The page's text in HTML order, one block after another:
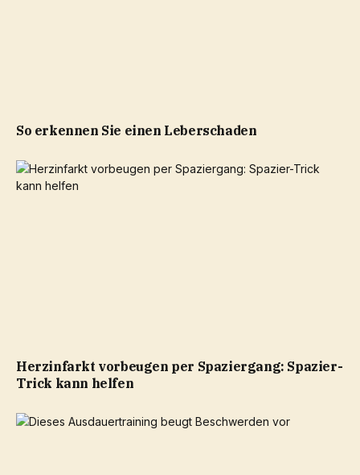
So erkennen Sie einen Leberschaden
Herzinfarkt vorbeugen per Spaziergang: Spazier-
Trick kann helfen